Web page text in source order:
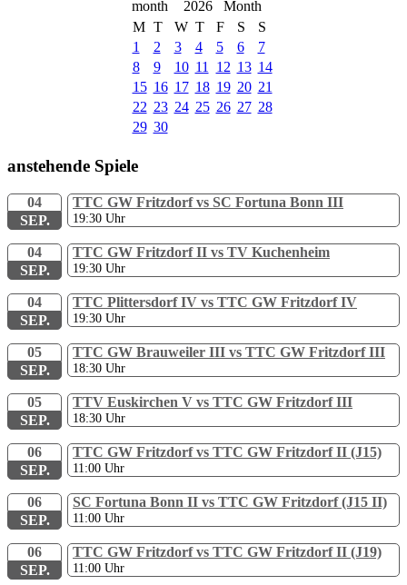
2026
M T W T F S
S
1
2 3 4 5 6
7
8
9 10 11 12 13 14
15 16 17 18 19 20 21
22 23 24 25 26 27 28
29 30
anstehende Spiele
04
SEP.
TTC GW Fritzdorf vs SC Fortuna Bonn III
19:30 Uhr
04
SEP.
TTC GW Fritzdorf II vs TV Kuchenheim
19:30 Uhr
04
SEP.
TTC Plittersdorf IV vs TTC GW Fritzdorf IV
19:30 Uhr
05
SEP.
TTC GW Brauweiler III vs TTC GW Fritzdorf III
18:30 Uhr
05
SEP.
TTV Euskirchen V vs TTC GW Fritzdorf III
18:30 Uhr
06
SEP.
TTC GW Fritzdorf vs TTC GW Fritzdorf II (J15)
11:00 Uhr
06
SEP.
SC Fortuna Bonn II vs TTC GW Fritzdorf (J15 II)
11:00 Uhr
06
SEP.
TTC GW Fritzdorf vs TTC GW Fritzdorf II (J19)
11:00 Uhr